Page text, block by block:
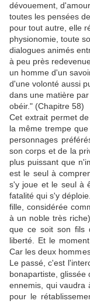
dévouement,
toutes les pensées
pour tout autre, elle
physionomie, toute
dialogues animés
à peu près
un homme d'un
d'une volonté aussi
dans une matière
obéir." (Chapitre 58)
Cet extrait permet
la même trempe
personnages
son corps et de la
plus puissant que
est le seul à
s'y joue et le seul à
fatalité qui s'y
fille, considérée
à un noble très
que ce soit son fils
liberté. Et le
Car les deux
Le passé, c'est
bonapartiste, glissée
ennemis, qui vaudra
pour le